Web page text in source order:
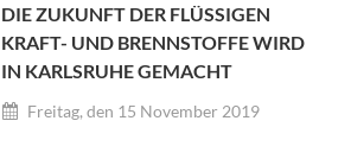
DIE ZUKUNFT DER FLÜSSIGEN
KRAFT- UND BRENNSTOFFE WIRD
IN KARLSRUHE GEMACHT
Freitag, den 15 November 2019